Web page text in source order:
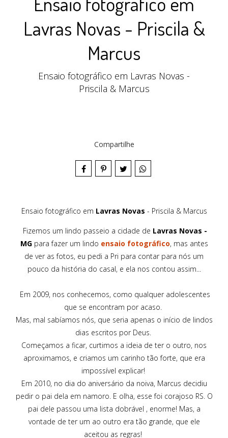
Lavras Novas - Priscila &
Marcus
Ensaio fotográfico em Lavras Novas -
Priscila & Marcus
Compartilhe
Ensaio fotográfico em Lavras Novas - Priscila & Marcus
Fizemos um lindo passeio a cidade de Lavras Novas -
MGpara fazer um lindo ensaio fotográfico, mas antes
de ver as fotos, eu pedi a Pri para contar para nós um
pouco da história do casal, e ela nos contou assim...
Em 2009, nos conhecemos, como qualquer adolescentes
que se encontram por acaso.
Mas, mal sabíamos nós, que seria apenas o início de lindos
dias escritos por Deus.
Começamos a ficar, curtimos a ideia de ter o outro, nos
aproximamos, e criamos um carinho tão forte, que era
impossível explicar!
Em 2010, no dia do aniversário da noiva, Marcus decidiu
pedir o pai dela em namoro. E olha, esse foi corajoso RS. O
pai dele passou uma lista dobrável , enorme! Mas, a
vontade de ter um ao outro era tão grande, que ele
aceitou as regras!